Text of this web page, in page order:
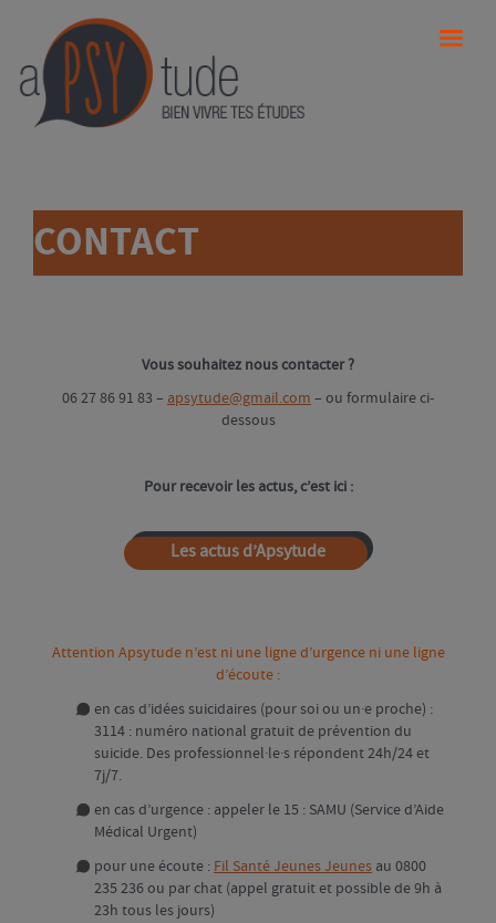
CONTACT
Vous souhaitez nous contacter ?
06 27 86 91 83 – apsytude@gmail.com – ou formulaire ci-
dessous
Pour recevoir les actus, c’est ici :
Les actus d’Apsytude
Attention Apsytude n’est ni une ligne d’urgence ni une ligne
d’écoute :
en cas d’idées suicidaires (pour soi ou un·e proche) :
3114 : numéro national gratuit de prévention du
suicide. Des professionnel·le·s répondent 24h/24 et
7j/7.
en cas d’urgence : appeler le 15 : SAMU (Service d’Aide
Médical Urgent)
pour une écoute : Fil Santé Jeunes Jeunes au 0800
235 236 ou par chat (appel gratuit et possible de 9h à
23h tous les jours)